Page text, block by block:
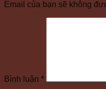
Email của bạn sẽ không
Bình luận *